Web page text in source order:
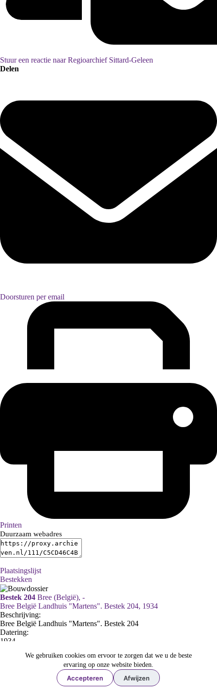
We gebruiken cookies om ervoor te zorgen dat we u de beste
ervaring op onze website bieden.
Accepteren Afwijzen
Stuur een reactie naar Regioarchief Sittard-Geleen
Delen
Doorsturen per email
Printen
Duurzaam webadres
Plaatsingslijst
Bestekken
Bestek 204 Bree (België), -
Bree België Landhuis "Martens". Bestek 204, 1934
Beschrijving:
Bree België Landhuis "Martens". Bestek 204
Datering:
1934